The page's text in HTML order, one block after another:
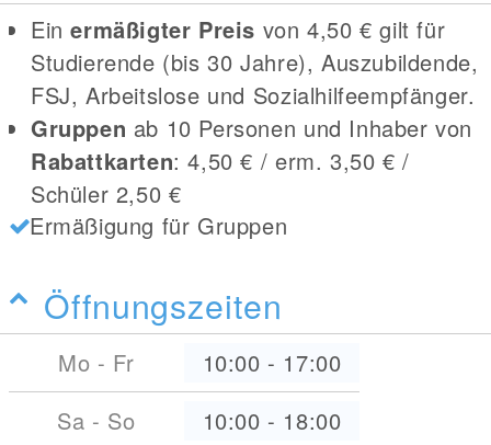
Einermäßigter Preis von 4,50 € gilt für
Studierende (bis 30 Jahre), Auszubildende,
FSJ, Arbeitslose und Sozialhilfeempfänger.
Gruppen ab 10 Personen und Inhaber von
Rabattkarten: 4,50 € / erm. 3,50 € /
Schüler 2,50 €
Ermäßigung für Gruppen
Öffnungszeiten
Mo - Fr 10:00 - 17:00
Sa - So
10:00 - 18:00